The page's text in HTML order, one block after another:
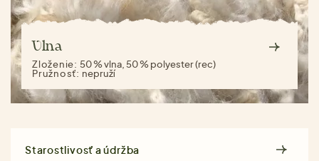
Vlna
Zloženie: 50 % vlna, 50 % polyester (rec)
Pružnosť: nepruží
Starostlivosť a údržba